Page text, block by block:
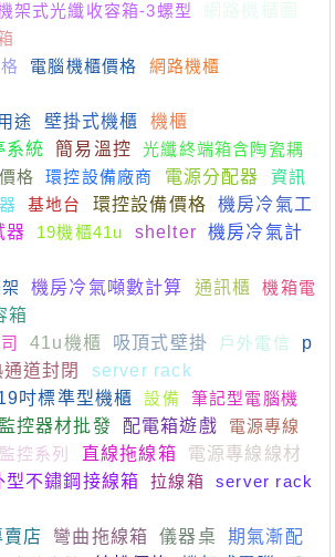
架式光纖收容箱-3螺型
電腦機櫃價格
網路機櫃
途 壁掛式機櫃
機櫃
系統 簡易溫控
光纖終端箱含陶瓷耦
格 環控設備廠商 電源分配器
資訊
基地台 環控設備價格
機房冷氣工
器 19機櫃41u shelter
機房冷氣計
機房冷氣噸數計算 通訊櫃
機箱電
箱
41u機櫃 吸頂式壁掛 戶外電信
p
道封閉
server rack
吋標準型機櫃 設備
筆記型電腦機
監控器材批發 配電箱遊戲
電源專線
控系列 直線拖線箱
電源專線線材
型不鏽鋼接線箱 拉線箱
server rack
賣店 彎曲拖線箱 儀器桌
期氣漸配